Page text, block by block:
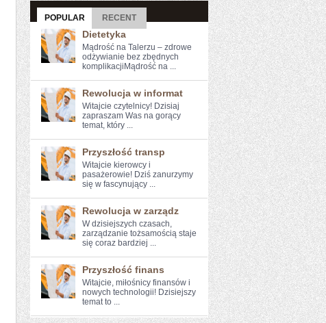
POPULAR RECENT
Dietetyka
Mądrość na Talerzu – zdrowe
odżywianie bez zbędnych
komplikacjiMądrość na ...
Rewolucja w informat
Witajcie czytelnicy! Dzisiaj
zapraszam Was na gorący
temat, który ...
Przyszłość transp
Witajcie kierowcy⁢ i
pasażerowie! Dziś ⁢zanurzymy
się w ‍fascynujący​ ...
Rewolucja w zarządz
W dzisiejszych czasach,
zarządzanie tożsamością ⁤staje
się coraz ‍bardziej ...
Przyszłość finans
Witajcie, miłośnicy finansów i
⁤nowych technologii! Dzisiejszy
⁤temat to ...